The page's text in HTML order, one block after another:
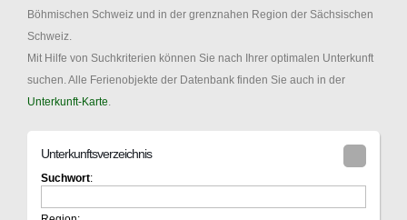
Böhmischen Schweiz und in der grenznahen Region der Sächsischen
Schweiz.
Mit Hilfe von Suchkriterien können Sie nach Ihrer optimalen Unterkunft
suchen. Alle Ferienobjekte der Datenbank finden Sie auch in der
Unterkunft-Karte
Unterkunftsverzeichnis
Suchwort: